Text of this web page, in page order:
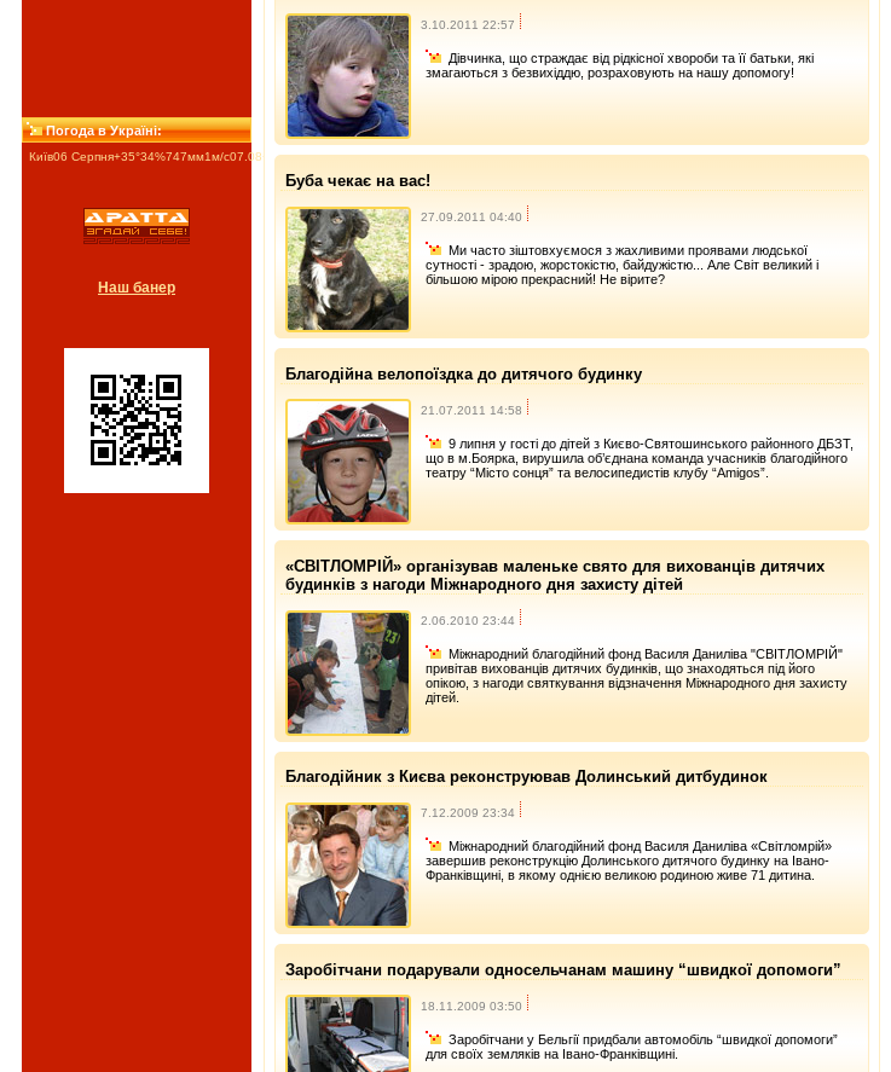
Погода в Україні:
Київ06 Серпня+35°34%747мм1м/c07.08+36°08.08+27°09.08+25°
Наш банер
3.10.2011 22:57
Дівчинка, що страждає від рідкісної хвороби та її батьки, які
змагаються з безвихіддю, розраховують на нашу допомогу!
Буба чекає на вас!
27.09.2011 04:40
Ми часто зіштовхуємося з жахливими проявами людської
сутності - зрадою, жорстокістю, байдужістю... Але Світ великий і
більшою мірою прекрасний! Не вірите?
Благодійна велопоїздка до дитячого будинку
21.07.2011 14:58
9 липня у гості до дітей з Києво-Святошинського районного ДБЗТ,
що в м.Боярка, вирушила об’єднана команда учасників благодійного
театру “Місто сонця” та велосипедистів клубу “Amigos”.
«СВІТЛОМРІЙ» організував маленьке свято для вихованців дитячих
будинків з нагоди Міжнародного дня захисту дітей
2.06.2010 23:44
Міжнародний благодійний фонд Василя Даниліва "СВІТЛОМРІЙ"
привітав вихованців дитячих будинків, що знаходяться під його
опікою, з нагоди святкування відзначення Міжнародного дня захисту
дітей.
Благодійник з Києва реконструював Долинський дитбудинок
7.12.2009 23:34
Міжнародний благодійний фонд Василя Даниліва «Світломрій»
завершив реконструкцію Долинського дитячого будинку на Івано-
Франківщині, в якому однією великою родиною живе 71 дитина.
Заробітчани подарували односельчанам машину “швидкої допомоги”
18.11.2009 03:50
Заробітчани у Бельгії придбали автомобіль “швидкої допомоги”
для своїх земляків на Івано-Франківщині.